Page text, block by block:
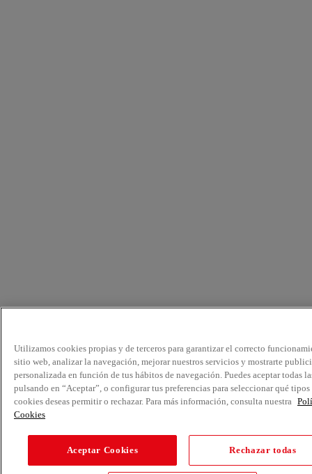
Utilizamos cookies propias y de terceros para garantizar el correcto
sitio web, analizar la navegación, mejorar nuestros servicios y mostrarte
personalizada en función de tus hábitos de navegación. Puedes aceptar todas
pulsando en “Aceptar”, o configurar tus preferencias para seleccionar qué tipos
cookies deseas permitir o rechazar. Para más información, consulta nuestra
Cookies
Aceptar Cookies Rechazar todas